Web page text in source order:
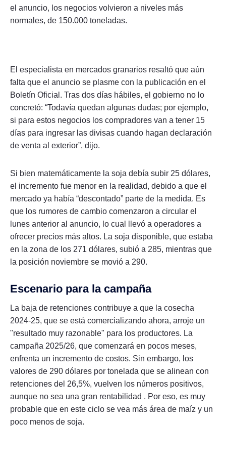
el anuncio, los negocios volvieron a niveles más
normales, de 150.000 toneladas.
El especialista en mercados granarios resaltó que aún
falta que el anuncio se plasme con la publicación en el
Boletín Oficial. Tras dos días hábiles, el gobierno no lo
concretó: “Todavía quedan algunas dudas; por ejemplo,
si para estos negocios los compradores van a tener 15
días para ingresar las divisas cuando hagan declaración
de venta al exterior”, dijo.
Si bien matemáticamente la soja debía subir 25 dólares,
el incremento fue menor en la realidad, debido a que el
mercado ya había “descontado” parte de la medida. Es
que los rumores de cambio comenzaron a circular el
lunes anterior al anuncio, lo cual llevó a operadores a
ofrecer precios más altos. La soja disponible, que estaba
en la zona de los 271 dólares, subió a 285, mientras que
la posición noviembre se movió a 290.
Escenario para la campaña
La baja de retenciones contribuye a que la cosecha
2024-25, que se está comercializando ahora, arroje un
"resultado muy razonable" para los productores. La
campaña 2025/26, que comenzará en pocos meses,
enfrenta un incremento de costos. Sin embargo, los
valores de 290 dólares por tonelada que se alinean con
retenciones del 26,5%, vuelven los números positivos,
aunque no sea una gran rentabilidad . Por eso, es muy
probable que en este ciclo se vea más área de maíz y un
poco menos de soja.